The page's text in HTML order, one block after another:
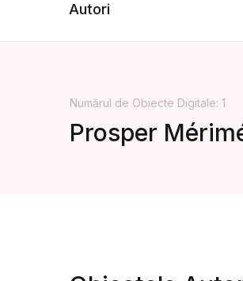
Autori
Numărul de Obiecte Digitale: 1
Prosper